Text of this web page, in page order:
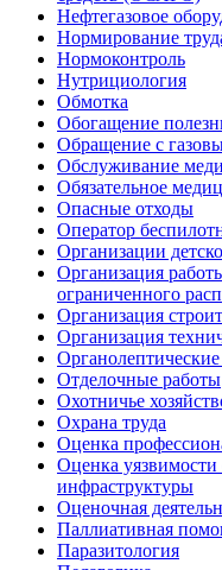
Нефтегазовое
Нормирование
Нормоконтроль
Нутрициология
Обмотка
Обогащение
Обращение с
Обслуживание
Обязательное
Опасные отходы
Оператор
Организации
Организация
ограниченного
Организация
Организация
Отделочные работы
Охотничье
Охрана труда
Оценка
Оценка уязвимости
инфраструктуры
Оценочная
Паллиативная
Паразитология